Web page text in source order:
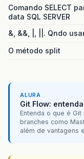
Comando SELECT
data SQL SERVER
&, &&, |, ||. Qndo
O método split
ALURA
Git Flow:
Entenda o que é
branches como
além de vantagens